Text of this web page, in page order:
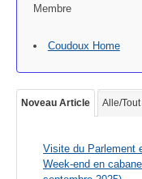
Membre
Coudoux Home
Noveau Article Alle/
Visite du Parlement
Week-end en